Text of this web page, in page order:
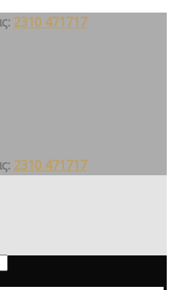
2310 471717
2310 471717